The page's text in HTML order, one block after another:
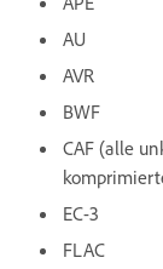
AU
AVR
BWF
CAF (alle
EC-3
FLAC